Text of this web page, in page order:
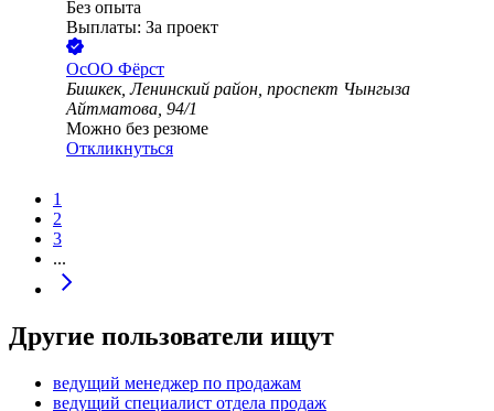
Без опыта
Выплаты: За проект
ОсОО Фёрст
Бишкек, Ленинский район, проспект Чынгыза
Айтматова, 94/1
Можно без резюме
Откликнуться
1
2
3
...
Другие пользователи ищут
ведущий менеджер по продажам
ведущий специалист отдела продаж